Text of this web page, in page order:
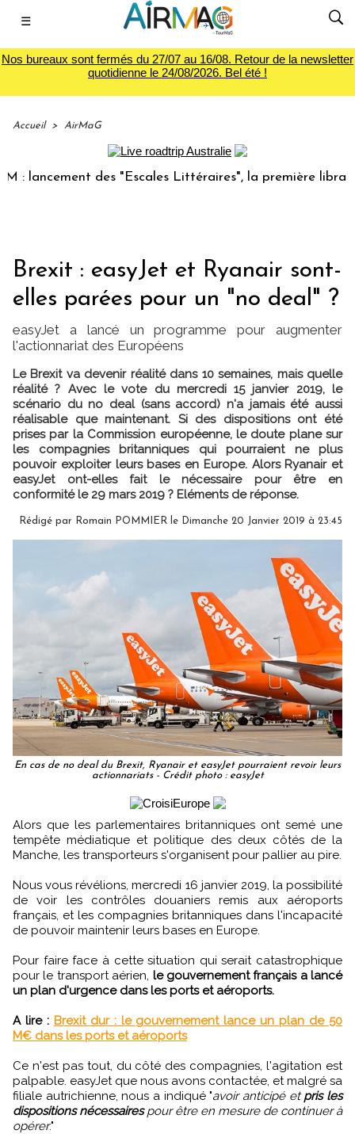
☰
Nos bureaux sont fermés du 27/07 au 16/08. Retour de la newsletter
quotidienne le 24/08/2026. Bel été !
Accueil > AirMaG
des "Escales Littéraires", la première librairie du
Brexit : easyJet et Ryanair sont-
elles parées pour un "no deal" ?
easyJet a lancé un programme pour augmenter
l'actionnariat des Européens
Le Brexit va devenir réalité dans 10 semaines, mais quelle
réalité ? Avec le vote du mercredi 15 janvier 2019, le
scénario du no deal (sans accord) n'a jamais été aussi
réalisable que maintenant. Si des dispositions ont été
prises par la Commission européenne, le doute plane sur
les compagnies britanniques qui pourraient ne plus
pouvoir exploiter leurs bases en Europe. Alors Ryanair et
easyJet ont-elles fait le nécessaire pour être en
conformité le 29 mars 2019 ? Eléments de réponse.
Rédigé par Romain POMMIER le Dimanche 20 Janvier 2019 à 23:45
En cas de no deal du Brexit, Ryanair et easyJet pourraient revoir leurs
actionnariats - Crédit photo : easyJet
Alors que les parlementaires britanniques ont semé une
tempête médiatique et politique des deux côtés de la
Manche, les transporteurs s'organisent pour pallier au pire.
Nous vous révélions, mercredi 16 janvier 2019, la possibilité
de voir les contrôles douaniers remis aux aéroports
français, et les compagnies britanniques dans l'incapacité
de pouvoir maintenir leurs bases en Europe.
Pour faire face à cette situation qui serait catastrophique
pour le transport aérien, le gouvernement français a lancé
un plan d'urgence dans les ports et aéroports.
A lire : Brexit dur : le gouvernement lance un plan de 50
M€ dans les ports et aéroports
Ce n'est pas tout, du côté des compagnies, l'agitation est
palpable. easyJet que nous avons contactée, et malgré sa
filiale autrichienne, nous a indiqué "avoir anticipé etpris les
dispositions nécessairespour être en mesure de continuer à
opérer."